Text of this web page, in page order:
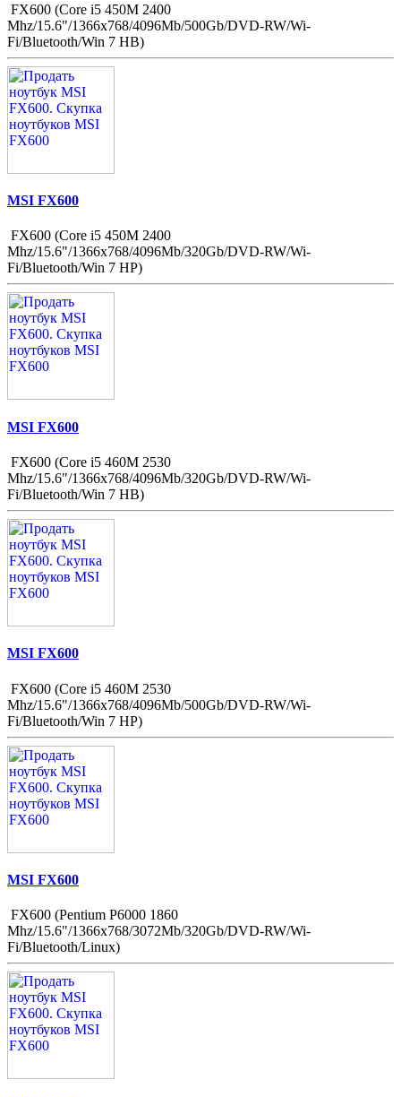
FX600 (Core i5 450M 2400
Mhz/15.6"/1366x768/4096Mb/500Gb/DVD-RW/Wi-
Fi/Bluetooth/Win 7 HB)
MSI FX600
FX600 (Core i5 450M 2400
Mhz/15.6"/1366x768/4096Mb/320Gb/DVD-RW/Wi-
Fi/Bluetooth/Win 7 HP)
MSI FX600
FX600 (Core i5 460M 2530
Mhz/15.6"/1366x768/4096Mb/320Gb/DVD-RW/Wi-
Fi/Bluetooth/Win 7 HB)
MSI FX600
FX600 (Core i5 460M 2530
Mhz/15.6"/1366x768/4096Mb/500Gb/DVD-RW/Wi-
Fi/Bluetooth/Win 7 HP)
MSI FX600
FX600 (Pentium P6000 1860
Mhz/15.6"/1366x768/3072Mb/320Gb/DVD-RW/Wi-
Fi/Bluetooth/Linux)